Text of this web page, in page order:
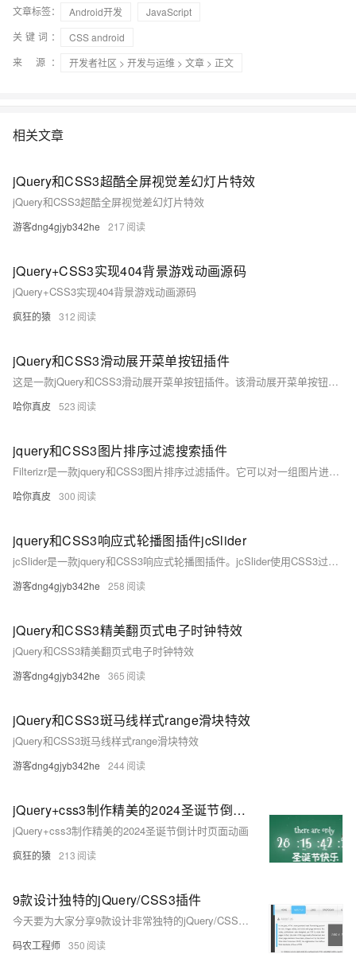
文章标签： Android开发
JavaScript
关键词：
CSS android
来 源：
开发者社区 > 开发与运维 > 文章 > 正文
相关文章
jQuery和CSS3超酷全屏视觉差幻灯片特效
jQuery和CSS3超酷全屏视觉差幻灯片特效
游客dng4gjyb342he 217
jQuery+CSS3实现404背景游戏动画源码
jQuery+CSS3实现404背景游戏动画源码
疯狂的猿 312
jQuery和CSS3滑动展开菜单按钮插件
这是一款jQuery和CSS3滑动展开菜单按钮插件。该滑动展开菜单按钮在用户点击主菜单按钮之后，子菜单以滑动的方式依次展开
哈你真皮 523
jquery和CSS3图片排序过滤搜索插件
Filterizr是一款jquery和CSS3图片排序过滤插件。它可以对一组图片进行排序，按条件过滤和按关键字搜索。并在显示结果时使用指定的CSS3动画过渡效果。
哈你真皮 300
jquery和CSS3响应式轮播图插件jcSlider
jcSlider是一款jquery和CSS3响应式轮播图插件。jcSlider使用CSS3过渡动画，它可以和animate.css完美结合，生成60多种轮播图过渡动画效果。
游客dng4gjyb342he 258
jQuery和CSS3精美翻页式电子时钟特效
jQuery和CSS3精美翻页式电子时钟特效
游客dng4gjyb342he 365
jQuery和CSS3斑马线样式range滑块特效
jQuery和CSS3斑马线样式range滑块特效
游客dng4gjyb342he 244
jQuery+css3制作精美的2024圣诞节倒计时页面
jQuery+css3制作精美的2024圣诞节倒计时页面动画
疯狂的猿 213
9款设计独特的jQuery/CSS3插件
今天要为大家分享9款设计非常独特的jQuery/CSS3全新应用插件，插件包含菜单、jQuery焦点图、jQuery表单、jQuery图片特效等。下面大家一起来看看吧。
码农工程师 350